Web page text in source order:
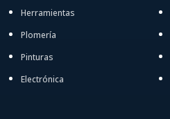
Herramientas
Plomería
Pinturas
Electrónica